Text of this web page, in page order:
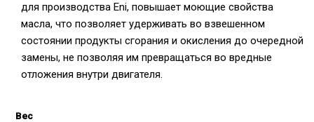
для производства Eni, повышает моющие свойства
масла, что позволяет удерживать во взвешенном
состоянии продукты сгорания и окисления до очередной
замены, не позволяя им превращаться во вредные
отложения внутри двигателя.
Вес